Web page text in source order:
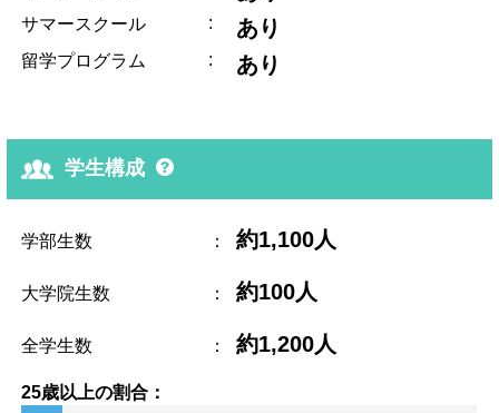
サマースクール : あり
留学プログラム : あり
学生構成
学部生数 ： 約1,100人
大学院生数 ： 約100人
全学生数 ： 約1,200人
25歳以上の割合：